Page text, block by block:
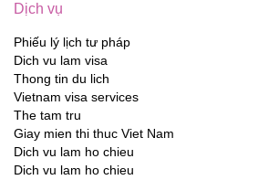
Dịch vụ
Phiếu lý lịch tư pháp
Dich vu lam visa
Thong tin du lich
Vietnam visa services
The tam tru
Giay mien thi thuc Viet Nam
Dich vu lam ho chieu
Dich vu lam ho chieu